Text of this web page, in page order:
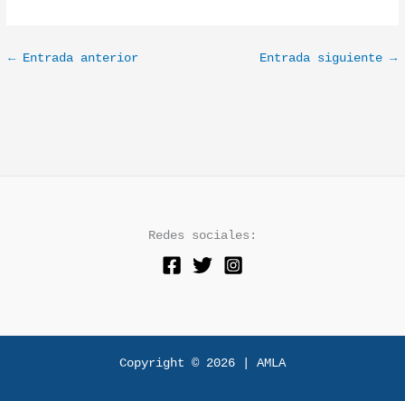
←Entrada anterior Entrada siguiente →
Redes sociales:
Copyright © 2026 | AMLA